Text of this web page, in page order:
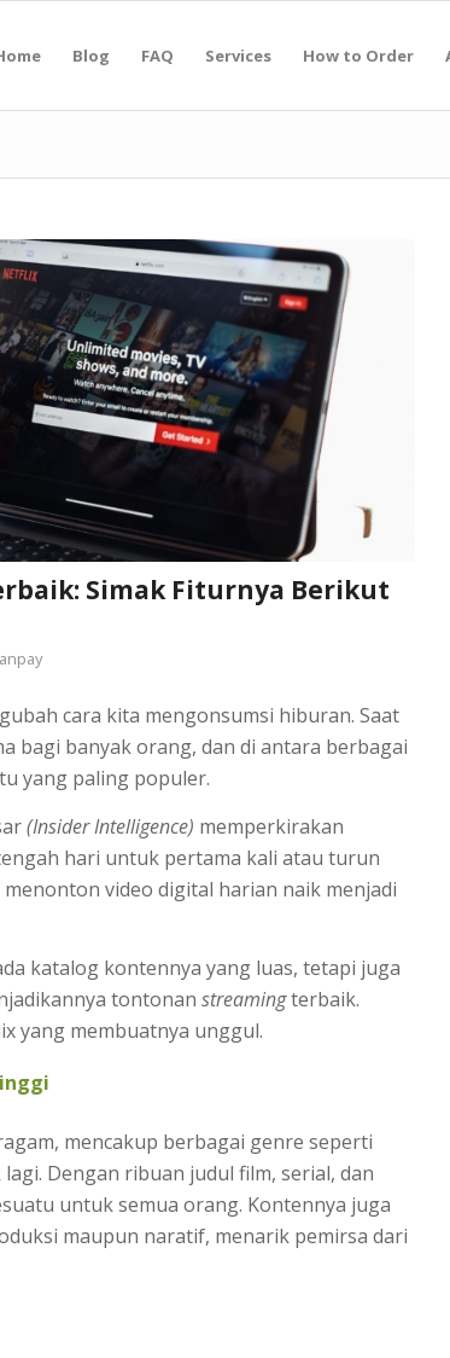
Blog FAQ Services How to Order
Simak Fiturnya Berikut
cara kita mengonsumsi hiburan. Saat
bagi banyak orang, dan di antara berbagai
yang paling populer.
(Insider Intelligence) memperkirakan
hari untuk pertama kali atau turun
video digital harian naik menjadi
katalog kontennya yang luas, tetapi juga
tontonan streamingterbaik.
yang membuatnya unggul.
mencakup berbagai genre seperti
Dengan ribuan judul film, serial, dan
untuk semua orang. Kontennya juga
maupun naratif, menarik pemirsa dari